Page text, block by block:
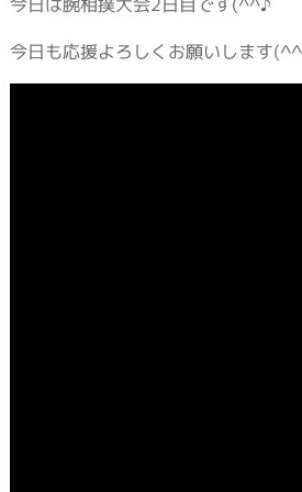
今日も応援よろしくお願いします